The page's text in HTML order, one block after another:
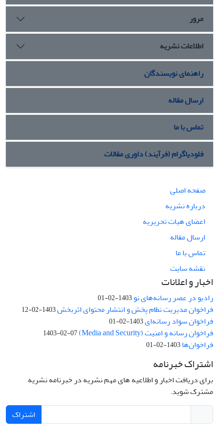
مرور
اطلاعات نشریه
راهنمای نویسندگان
ارسال مقاله
تماس با ما
فلودیاگرام (فرآیند) داوری مقالات
صفحه اصلی
درباره نشریه
اعضای هیات تحریریه
ارسال مقاله
تماس با ما
نقشه سایت
اخبار و اعلانات
رادیو در عصر رسانه‌های نو1403-02-01
فراخوان مدیریت نظام پخش و انتشار محتوای اثربخش1403-02-12
فراخوان سواد رسانه‌ای1403-02-01
فراخوان رسانه و امنیت (Media and Security) 1403-02-07
فراخوان‌ها1403-02-01
اشتراک خبرنامه
برای دریافت اخبار و اطلاعیه های مهم نشریه در خبرنامه نشریه
مشترک شوید.
اشتراک